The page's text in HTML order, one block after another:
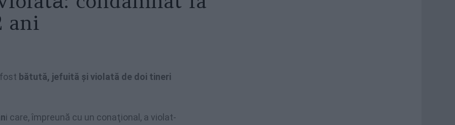
ani
bătută, jefuită şi violată de doi tineri
i care, împreună cu un conaţional, a violat-